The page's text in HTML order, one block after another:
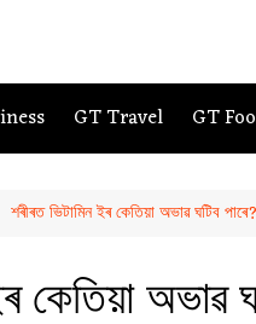
GT Travel GT
শৰীৰত ভিটামিন ইৰ কেতিয়া অভাৱ ঘটিব
কেতিয়া অভাৱ